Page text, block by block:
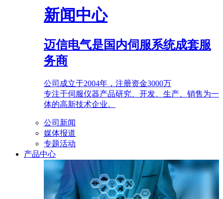
新闻中心
迈信电气是国内伺服系统成套服
务商
公司成立于2004年，注册资金3000万
专注于伺服仪器产品研究、开发、生产、销售为一
体的高新技术企业。
公司新闻
媒体报道
专题活动
产品中心